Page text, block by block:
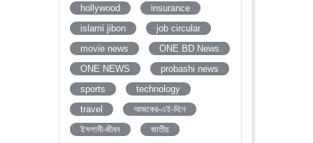
hollywood
insurance
islami jibon
job circular
movie news
ONE BD News
ONE NEWS
probashi news
sports
technology
travel
আজকের-এই-দিনে
ইসলামী-জীবন
জাতীয়